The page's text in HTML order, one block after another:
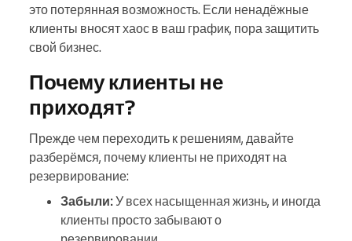
это потерянная возможность. Если ненадёжные
клиенты вносят хаос в ваш график, пора защитить
свой бизнес.
Почему клиенты не
приходят?
Прежде чем переходить к решениям, давайте
разберёмся, почему клиенты не приходят на
резервирование:
Забыли:У всех насыщенная жизнь, и иногда
клиенты просто забывают о